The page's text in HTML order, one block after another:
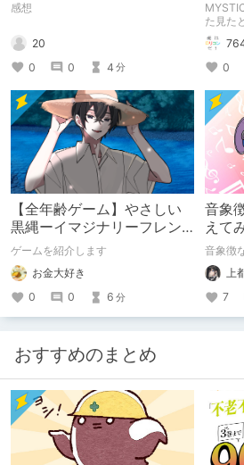
感想
20
0
0 4 分
た見た
通常の
0
【全年齢ゲーム】やさしい
黒縄ーイマジナリーフレン
ドの「彼」と過ごすおぼん
やすみー
ゲームを紹介します
お金大好き
0
0 6 分
音象
えて
音象徴
上
7
おすすめのまとめ